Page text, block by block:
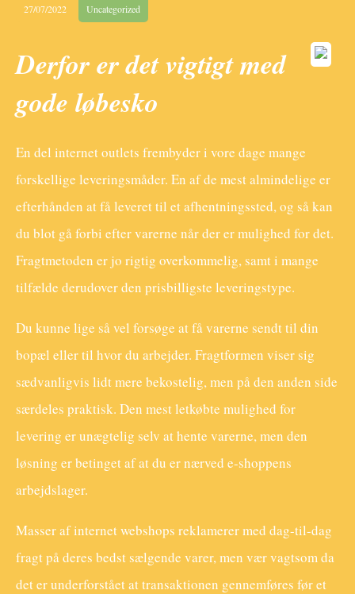
27/07/2022 Uncategorized
Derfor er det vigtigt med
gode løbesko
En del internet outlets frembyder i vore dage mange
forskellige leveringsmåder. En af de mest almindelige er
efterhånden at få leveret til et afhentningssted, og så kan
du blot gå forbi efter varerne når der er mulighed for det.
Fragtmetoden er jo rigtig overkommelig, samt i mange
tilfælde derudover den prisbilligste leveringstype.
Du kunne lige så vel forsøge at få varerne sendt til din
bopæl eller til hvor du arbejder. Fragtformen viser sig
sædvanligvis lidt mere bekostelig, men på den anden side
særdeles praktisk. Den mest letkøbte mulighed for
levering er unægtelig selv at hente varerne, men den
løsning er betinget af at du er nærved e-shoppens
arbejdslager.
Masser af internet webshops reklamerer med dag-til-dag
fragt på deres bedst sælgende varer, men vær vagtsom da
det er underforstået at transaktionen gennemføres før et